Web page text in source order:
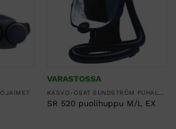
VARASTOSSA
SR 520 puolihuppu M/L EX